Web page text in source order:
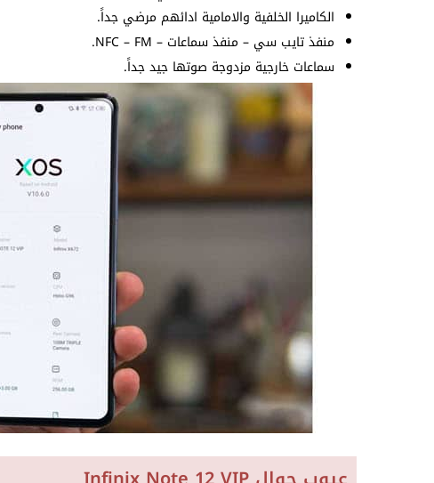
الكاميرا الخلفية والامامية ادائهم مرضي جداً.
منفذ تايب سي – منفذ سماعات – NFC – FM.
سماعات خارجية مزدوجة صوتها جيد جداً.